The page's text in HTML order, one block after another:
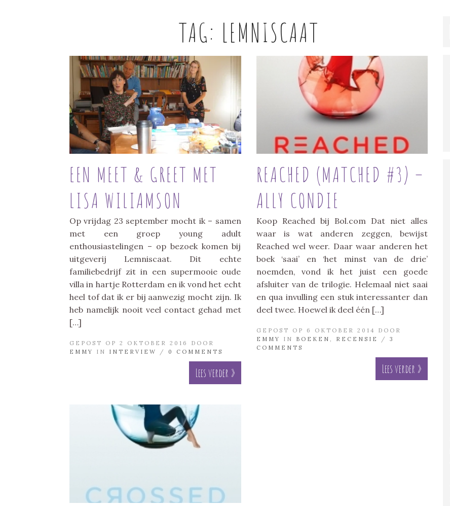
TAG: LEMNISCAAT
EEN MEET & GREET MET
LISA WILIAMSON
Op vrijdag 23 september mocht ik – samen
met een groep young adult
enthousiastelingen – op bezoek komen bij
uitgeverij Lemniscaat. Dit echte
familiebedrijf zit in een supermooie oude
villa in hartje Rotterdam en ik vond het echt
heel tof dat ik er bij aanwezig mocht zijn. Ik
heb namelijk nooit veel contact gehad met
[…]
GEPOST OP 2 OKTOBER 2016 DOOR
EMMY
IN INTERVIEW / 0 COMMENTS
Lees verder »
REACHED (MATCHED #3) –
ALLY CONDIE
Koop Reached bij Bol.com Dat niet alles
waar is wat anderen zeggen, bewijst
Reached wel weer. Daar waar anderen het
boek ‘saai’ en ‘het minst van de drie’
noemden, vond ik het juist een goede
afsluiter van de trilogie. Helemaal niet saai
en qua invulling een stuk interessanter dan
deel twee. Hoewel ik deel één […]
GEPOST OP 6 OKTOBER 2014 DOOR
EMMY
IN BOEKEN , RECENSIE / 3
COMMENTS
Lees verder »